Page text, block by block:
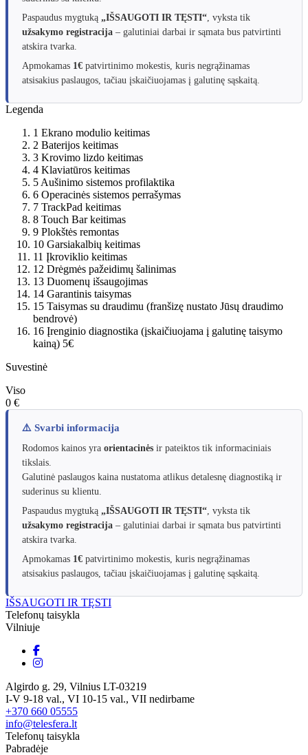
Paspaudus mygtuką „IŠSAUGOTI IR TĘSTI“ , vyksta tik
užsakymo registracija – galutiniai darbai ir sąmata bus patvirtinti
atskira tvarka.
Apmokamas 1€ patvirtinimo mokestis, kuris negrąžinamas
atsisakius paslaugos, tačiau įskaičiuojamas į galutinę sąskaitą.
Legenda
1 Ekrano modulio keitimas
2 Baterijos keitimas
3 Krovimo lizdo keitimas
4 Klaviatūros keitimas
5 Aušinimo sistemos profilaktika
6 Operacinės sistemos perrašymas
7 TrackPad keitimas
8 Touch Bar keitimas
9 Plokštės remontas
10 Garsiakalbių keitimas
11 Įkroviklio keitimas
12 Drėgmės pažeidimų šalinimas
13 Duomenų išsaugojimas
14 Garantinis taisymas
15 Taisymas su draudimu (franšizę nustato Jūsų draudimo
bendrovė)
16 Įrenginio diagnostika (įskaičiuojama į galutinę taisymo
kainą) 5€
Suvestinė
Viso
0 €
⚠️ Svarbi informacija
Rodomos kainos yra orientacinės ir pateiktos tik informaciniais
tikslais.
Galutinė paslaugos kaina nustatoma atlikus detalesnę diagnostiką ir
suderinus su klientu.
Paspaudus mygtuką „IŠSAUGOTI IR TĘSTI“ , vyksta tik
užsakymo registracija – galutiniai darbai ir sąmata bus patvirtinti
atskira tvarka.
Apmokamas 1€ patvirtinimo mokestis, kuris negrąžinamas
atsisakius paslaugos, tačiau įskaičiuojamas į galutinę sąskaitą.
IŠSAUGOTI IR TĘSTI
Telefonų taisykla
Vilniuje
Algirdo g. 29, Vilnius LT-03219
I-V 9-18 val., VI 10-15 val., VII nedirbame
+370 660 05555
info@telesfera.lt
Telefonų taisykla
Pabradėje